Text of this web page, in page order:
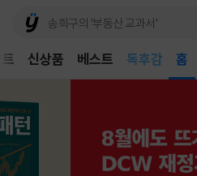
신상품 베스트
독후감
어린이
홈